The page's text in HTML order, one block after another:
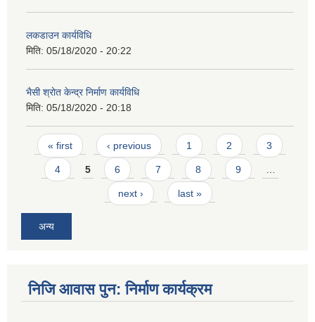
लकडाउन कार्यविधि
मिति: 05/18/2020 - 20:22
भैसी श्रोत केन्द्र निर्माण कार्यविधि
मिति: 05/18/2020 - 20:18
Pages
« first ‹ previous 1 2 3
4 5 6 7 8 9
next › last »
अन्य
निजि आवास पुन: निर्माण कार्यक्रम